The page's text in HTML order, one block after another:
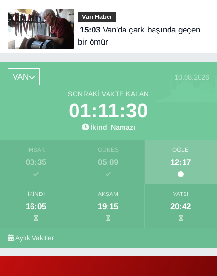
Van Haber
15:03Van'da çark başında geçen
bir ömür
VAN 10.08.2026
SONRAKI VAKTE KALAN
01:11:29
İkindi Namazı
İMSAK
03:35
GÜNEŞ
05:09
ÖĞLE
12:17
İKINDI
16:05
AKŞAM
19:15
YATSI
20:42
Aylık Vakitler